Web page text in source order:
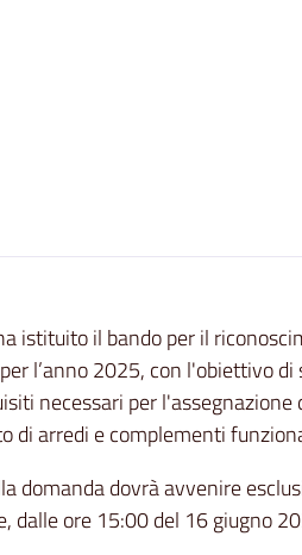
istituito il bando per il
l’anno 2025, con l'obiettivo
necessari per
di arredi e complementi
domanda dovrà avvenire
dalle ore 15:00 del 16 giugno